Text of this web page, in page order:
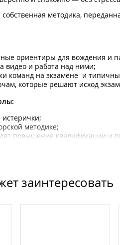
методика,
ориентиры для вождения и
видео и работа над ними;
команд на экзамене и
которые решают исход
методике;
повышение квалификации и
всё по делу простым
(в том числе занятия
в автошколе с закреплённым
и исправные автомобили.
заинтересовать